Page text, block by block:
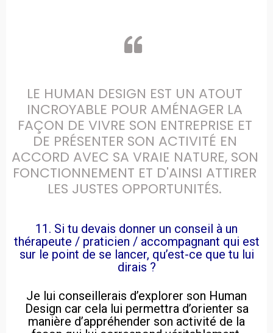
LE HUMAN DESIGN EST UN ATOUT
INCROYABLE POUR AMÉNAGER LA
FAÇON DE VIVRE SON ENTREPRISE ET
DE PRÉSENTER SON ACTIVITÉ EN
ACCORD AVEC SA VRAIE NATURE, SON
FONCTIONNEMENT ET D'AINSI ATTIRER
LES JUSTES OPPORTUNITÉS.
11. Si tu devais donner un conseil à un
thérapeute / praticien / accompagnant qui est
sur le point de se lancer, qu’est-ce que tu lui
dirais ?
Je lui conseillerais d’explorer son Human
Design car cela lui permettra d’orienter sa
manière d’appréhender son activité de la